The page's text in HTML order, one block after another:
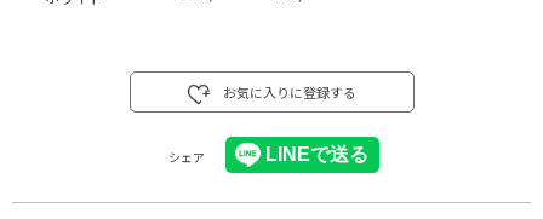
お気に入りに登録する
シェア